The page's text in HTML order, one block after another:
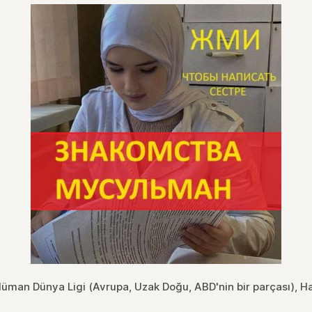
Dünya Ligi (Avrupa, Uzak Doğu, ABD'nin bir parçası),